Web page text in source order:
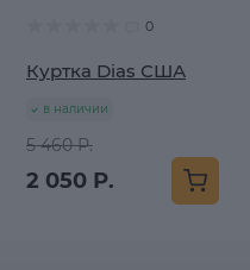
0
Куртка Dias США
в наличии
5 460 Р.
2 050 Р.